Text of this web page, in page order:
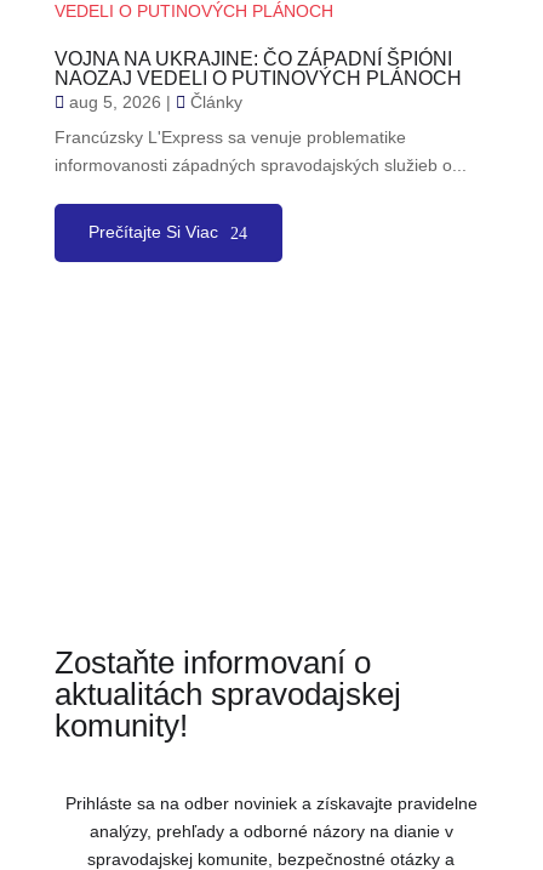
VOJNA NA UKRAJINE: ČO ZÁPADNÍ ŠPIÓNI
NAOZAJ VEDELI O PUTINOVÝCH PLÁNOCH
aug 5, 2026 |
Články
Francúzsky L'Express sa venuje problematike
informovanosti západných spravodajských služieb o...
Prečítajte Si Viac
Zostaňte informovaní o
aktualitách spravodajskej
komunity!
Prihláste sa na odber noviniek a získavajte pravidelne
analýzy, prehľady a odborné názory na dianie v
spravodajskej komunite, bezpečnostné otázky a